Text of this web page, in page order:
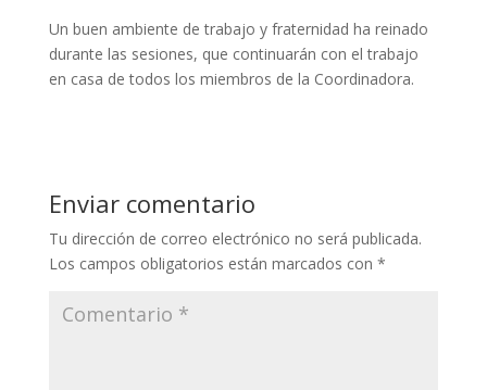
Un buen ambiente de trabajo y fraternidad ha reinado
durante las sesiones, que continuarán con el trabajo
en casa de todos los miembros de la Coordinadora.
Enviar comentario
Tu dirección de correo electrónico no será publicada.
Los campos obligatorios están marcados con *